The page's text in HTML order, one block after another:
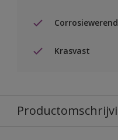
Corrosiewerend
Krasvast